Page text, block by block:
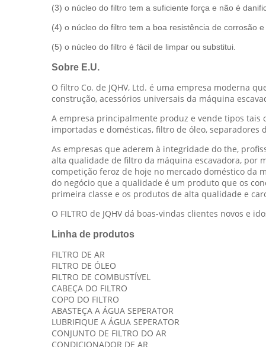
(3) o núcleo do filtro tem a suficiente força e não é
(4) o núcleo do filtro tem a boa resistência de corrosão
(5) o núcleo do filtro é fácil de limpar ou substitui.
Sobre E.U.
O filtro Co. de JQHV, Ltd. é uma empresa moderna
construção, acessórios universais da máquina
A empresa principalmente produz e vende tipos tais
importadas e domésticas, filtro de óleo,
As empresas que aderem à integridade do the,
alta qualidade de filtro da máquina escavadora, por
competição feroz de hoje no mercado doméstico da
do negócio que a qualidade é um produto que os
primeira classe e os produtos de alta qualidade e
O FILTRO de JQHV dá boas-vindas clientes novos
Linha de produtos
FILTRO DE AR
FILTRO DE ÓLEO
FILTRO DE COMBUSTÍVEL
CABEÇA DO FILTRO
COPO DO FILTRO
ABASTEÇA A ÁGUA SEPERATOR
LUBRIFIQUE A ÁGUA SEPERATOR
CONJUNTO DE FILTRO DO AR
CONDICIONADOR DE AR